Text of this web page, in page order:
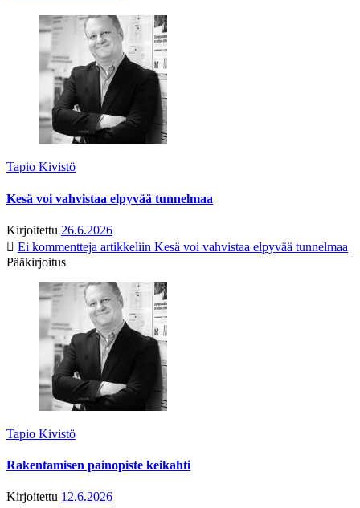
Tapio Kivistö
Kesä voi vahvistaa elpyvää tunnelmaa
Kirjoitettu 26.6.2026
Ei kommentteja artikkeliin Kesä voi vahvistaa elpyvää tunnelmaa
Pääkirjoitus
Tapio Kivistö
Rakentamisen painopiste keikahti
Kirjoitettu 12.6.2026